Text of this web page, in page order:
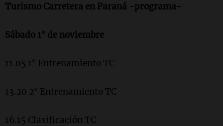
Turismo Carretera en Paraná -programa-
Sábado 1° de noviembre
11.05 1° Entrenamiento TC
13.20 2° Entrenamiento TC
16.15 Clasificación TC